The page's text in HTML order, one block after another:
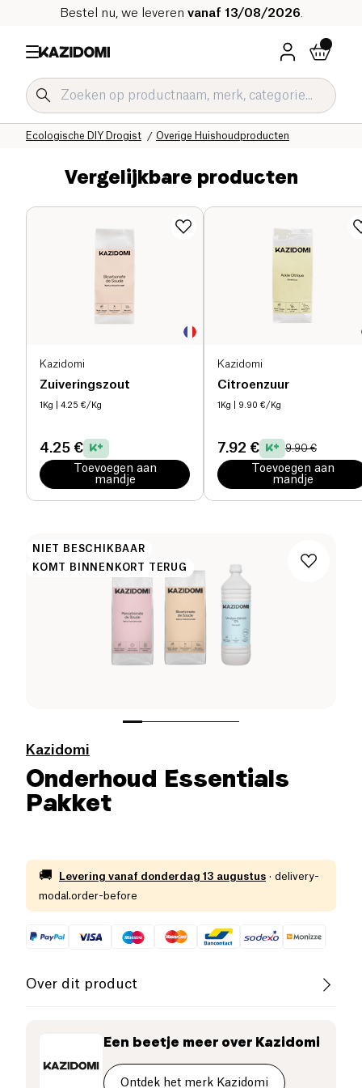
Bestel nu, we leveren vanaf 13/08/2026
Overige Huishoudproducten
Ecologische DIY Drogist
Schoonmaakproducten
Huis
Home
Vergelijkbare producten
Kazidomi
Zuiveringszout
1Kg | 4.25 €/Kg
4.25 €
Toevoegen aan
mandje
Kazidomi
Citroenzuur
1Kg | 9.90 €/Kg
7.92 € 9.90 €
Toevoegen aan
mandje
NIET BESCHIKBAAR
KOMT BINNENKORT TERUG
Kazidomi
Onderhoud Essentials
Pakket
🚚 Levering vanaf donderdag 13 augustus · delivery-
modal.order-before
Over dit product
schoonmaakset met drie essentiële producten:
Alcoholazijn.
Een beetje meer over Kazidomi
Ontdek het merk Kazidomi